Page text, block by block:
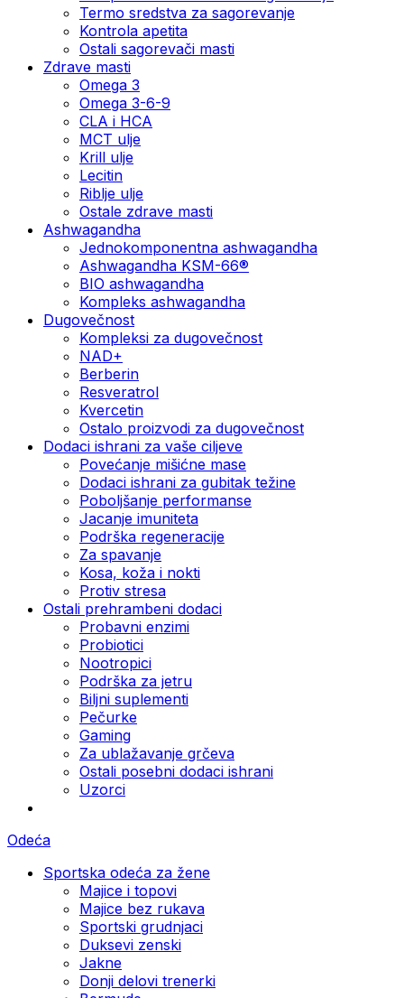
Termo sredstva za sagorevanje
Kontrola apetita
Ostali sagorevači masti
Zdrave masti
Omega 3
Omega 3-6-9
CLA i HCA
MCT ulje
Krill ulje
Lecitin
Riblje ulje
Ostale zdrave masti
Ashwagandha
Jednokomponentna ashwagandha
Ashwagandha KSM-66®
BIO ashwagandha
Kompleks ashwagandha
Dugovečnost
Kompleksi za dugovečnost
NAD+
Berberin
Resveratrol
Kvercetin
Ostalo proizvodi za dugovečnost
Dodaci ishrani za vaše ciljeve
Povećanje mišićne mase
Dodaci ishrani za gubitak težine
Poboljšanje performanse
Jacanje imuniteta
Podrška regeneracije
Za spavanje
Kosa, koža i nokti
Protiv stresa
Ostali prehrambeni dodaci
Probavni enzimi
Probiotici
Nootropici
Podrška za jetru
Biljni suplementi
Pečurke
Gaming
Za ublažavanje grčeva
Ostali posebni dodaci ishrani
Uzorci
Odeća
Sportska odeća za žene
Majice i topovi
Majice bez rukava
Sportski grudnjaci
Duksevi zenski
Jakne
Donji delovi trenerki